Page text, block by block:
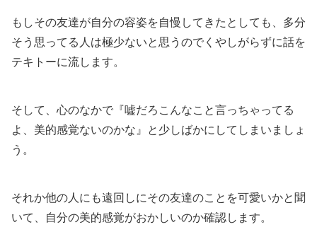
もしその友達が自分の容姿を自慢してきたとしても、多分
そう思ってる人は極少ないと思うのでくやしがらずに話を
テキトーに流します。
そして、心のなかで『嘘だろこんなこと言っちゃってる
よ、美的感覚ないのかな』と少しばかにしてしまいましょ
う。
それか他の人にも遠回しにその友達のことを可愛いかと聞
いて、自分の美的感覚がおかしいのか確認します。